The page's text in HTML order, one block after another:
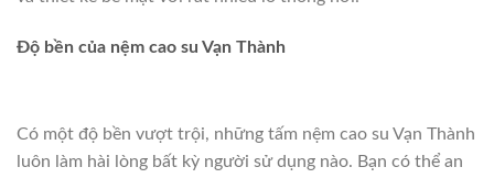
Độ bền của nệm cao su Vạn Thành
Có một độ bền vượt trội, những tấm nệm cao su Vạn Thành
luôn làm hài lòng bất kỳ người sử dụng nào. Bạn có thể an